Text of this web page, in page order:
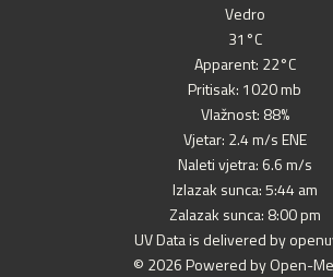
Vedro
31°C
Apparent: 22°C
Pritisak: 1020 mb
Vlažnost: 88%
Vjetar: 2.4 m/s ENE
Naleti vjetra: 6.6 m/s
Izlazak sunca: 5:44 am
Zalazak sunca: 8:00 pm
UV Data is delivered by
© 2026 Powered by Open-